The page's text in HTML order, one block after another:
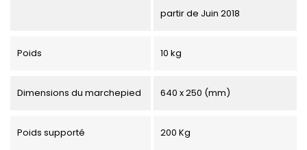
partir de Juin 2018
Poids 10 kg
Dimensions du marchepied 640 x 250 (mm)
Poids supporté 200 Kg